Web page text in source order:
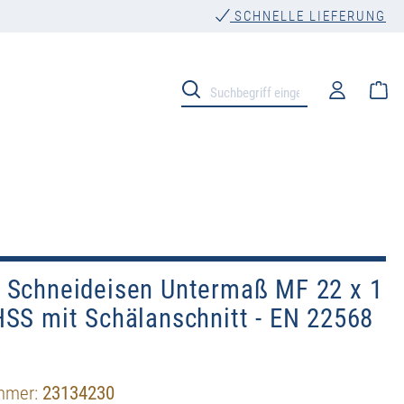
SCHNELLE LIEFERUNG
Schneideisen Untermaß MF 22 x 1
mit Schälanschnitt - EN 22568
23134230